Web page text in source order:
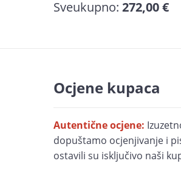
Sveukupno: 272,00 €
Ocjene kupaca
Autentične ocjene:
dopuštamo ocjenjivanje i
ostavili su isključivo naši